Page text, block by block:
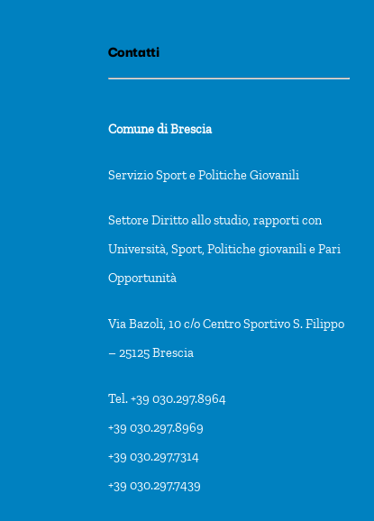
Contatti
Comune di Brescia
Servizio Sport e Politiche Giovanili
Settore Diritto allo studio, rapporti con
Università, Sport, Politiche giovanili e Pari
Opportunità
Via Bazoli, 10 c/o Centro Sportivo S. Filippo
– 25125 Brescia
Tel. +39 030.297.8964
+39 030.297.8969
+39 030.297.7314
+39 030.297.7439